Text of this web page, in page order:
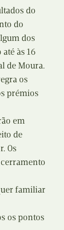
do
do
dos
às 16
de Moura.
os
prémios
em
de
Os
familiar
os pontos